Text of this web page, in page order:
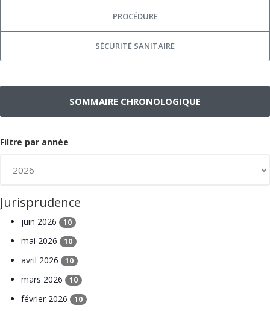
PROCÉDURE
SÉCURITÉ SANITAIRE
SOMMAIRE CHRONOLOGIQUE
Filtre par année
Jurisprudence
juin 2026 10
mai 2026 10
avril 2026 10
mars 2026 10
février 2026 10